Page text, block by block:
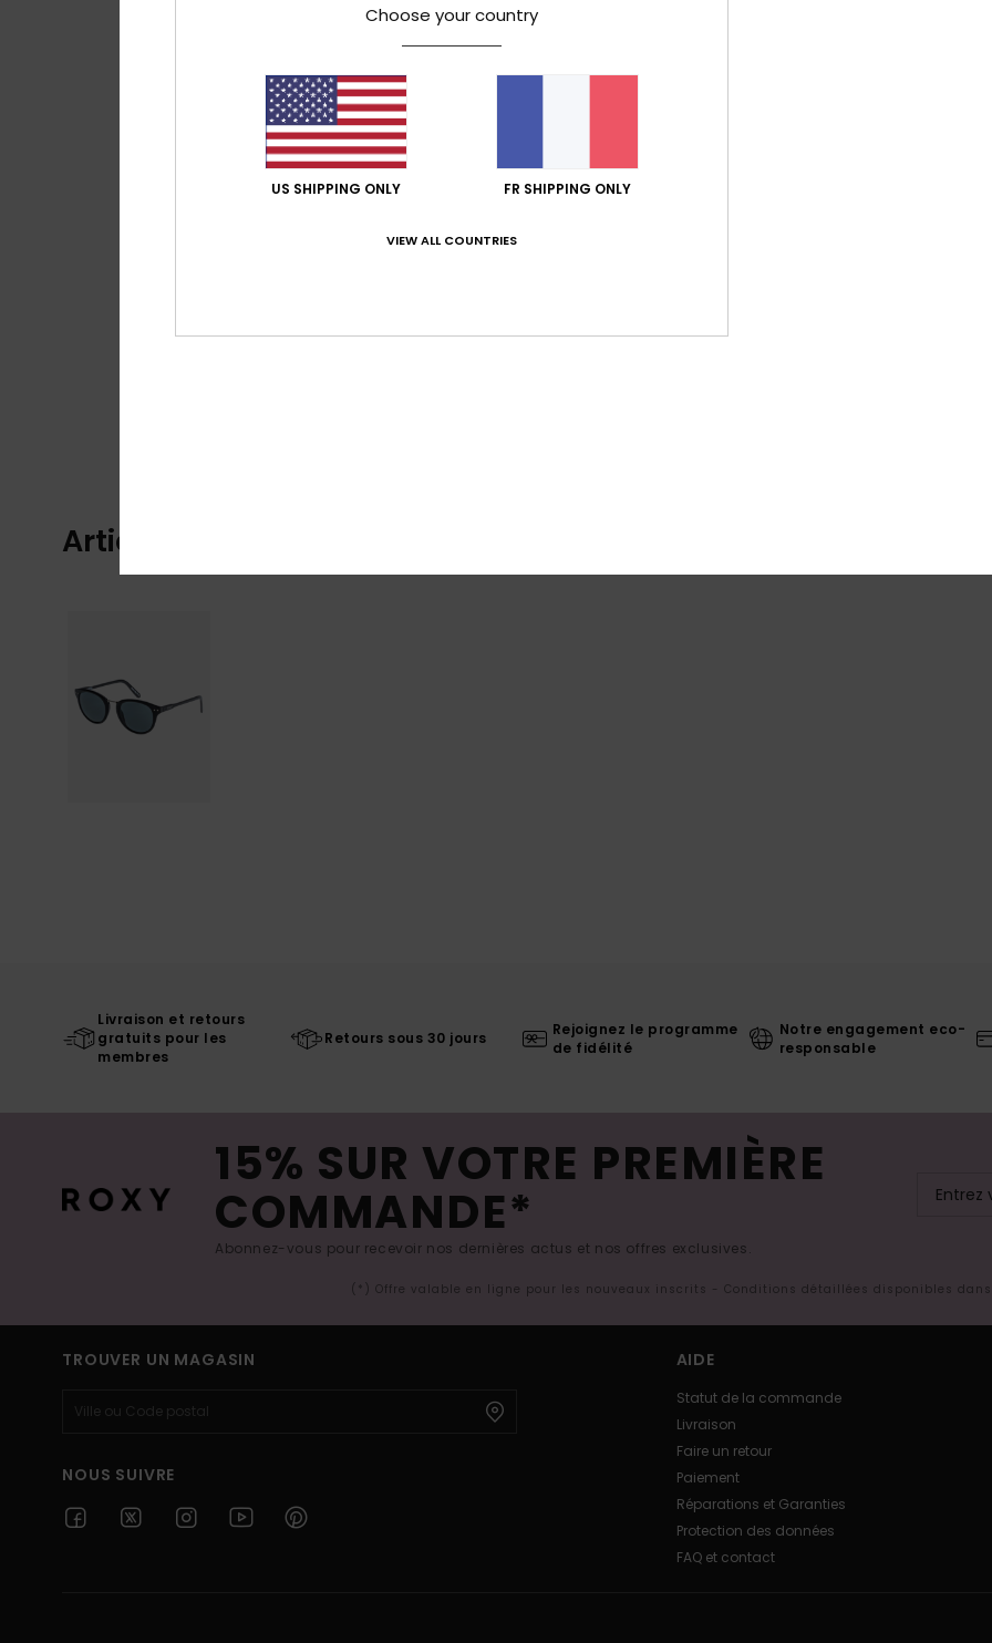
Articles vus récemment
Livraison et retours
gratuits pour les
membres
Retours sous 30 jours
Rejoignez le programme
de fidélité
Notre engagement eco-
responsable
15% SUR VOTRE PREMIÈRE
COMMANDE*
Abonnez-vous pour recevoir nos dernières actus et nos offres exclusives.
(*) Offre valable en ligne pour les nouveaux inscrits - Conditions détaillées disponibles
TROUVER UN MAGASIN
NOUS SUIVRE
AIDE
Statut de la commande
Livraison
Faire un retour
Paiement
Réparations et Garanties
Protection des données
FAQ et contact
Choose your country
US SHIPPING ONLY FR SHIPPING ONLY
VIEW ALL COUNTRIES